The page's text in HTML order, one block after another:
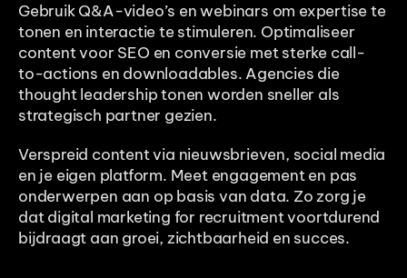
Gebruik Q&A-video’s en webinars om expertise te
tonen en interactie te stimuleren. Optimaliseer
content voor SEO en conversie met sterke call-
to-actions en downloadables. Agencies die
thought leadership tonen worden sneller als
strategisch partner gezien.
Verspreid content via nieuwsbrieven, social media
en je eigen platform. Meet engagement en pas
onderwerpen aan op basis van data. Zo zorg je
dat digital marketing for recruitment voortdurend
bijdraagt aan groei, zichtbaarheid en succes.